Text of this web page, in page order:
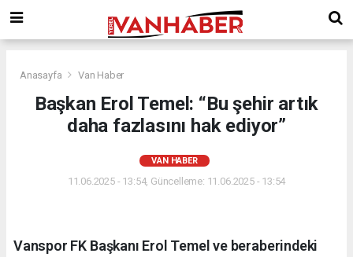
Anasayfa Van Haber
Başkan Erol Temel: “Bu şehir artık
daha fazlasını hak ediyor”
VAN HABER
11.06.2025 - 13:54, Güncelleme: 11.06.2025 - 13:54
Vanspor FK Başkanı Erol Temel ve beraberindeki